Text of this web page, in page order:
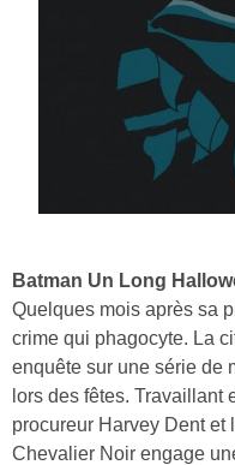
Batman Un Long
Quelques mois après sa
crime qui phagocyte. La
enquête sur une série de
lors des fêtes.
procureur Harvey Dent et
Chevalier Noir engage